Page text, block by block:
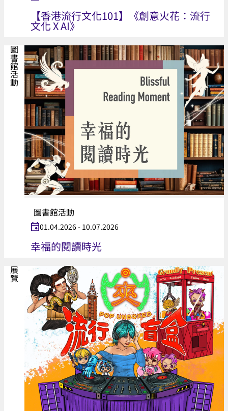
【香港流行文化101】《創意火花：流行
文化 X AI》
圖書館活動
圖書館活動
01.04.2026 - 10.07.2026
幸福的閱讀時光
展覽